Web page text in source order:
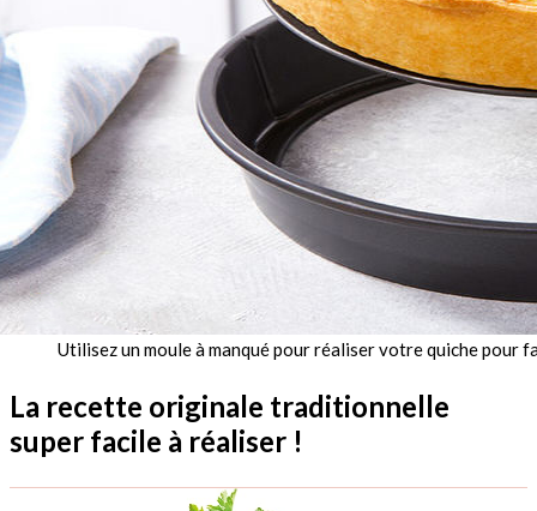
Utilisez un moule à manqué pour réaliser votre quiche pour
La recette originale traditionnelle
super facile à réaliser !